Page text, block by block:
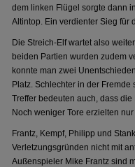
dem linken Flügel sorgte dann
Altintop. Ein verdienter Sieg für
Die Streich-Elf wartet also
beiden Partien wurden zudem
konnte man zwei
Platz. Schlechter in der
Treffer bedeuten auch, dass
Noch weniger Tore erzielten
Frantz, Kempf, Philipp und
Verletzungsgründen nicht mit
Außenspieler Mike Frantz sind